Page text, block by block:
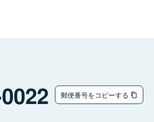
郵便番号をコピーする